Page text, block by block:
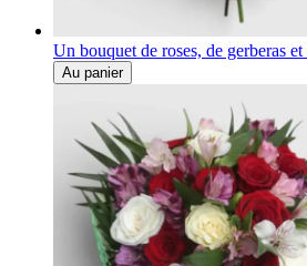
Un bouquet de roses, de gerberas
Au panier